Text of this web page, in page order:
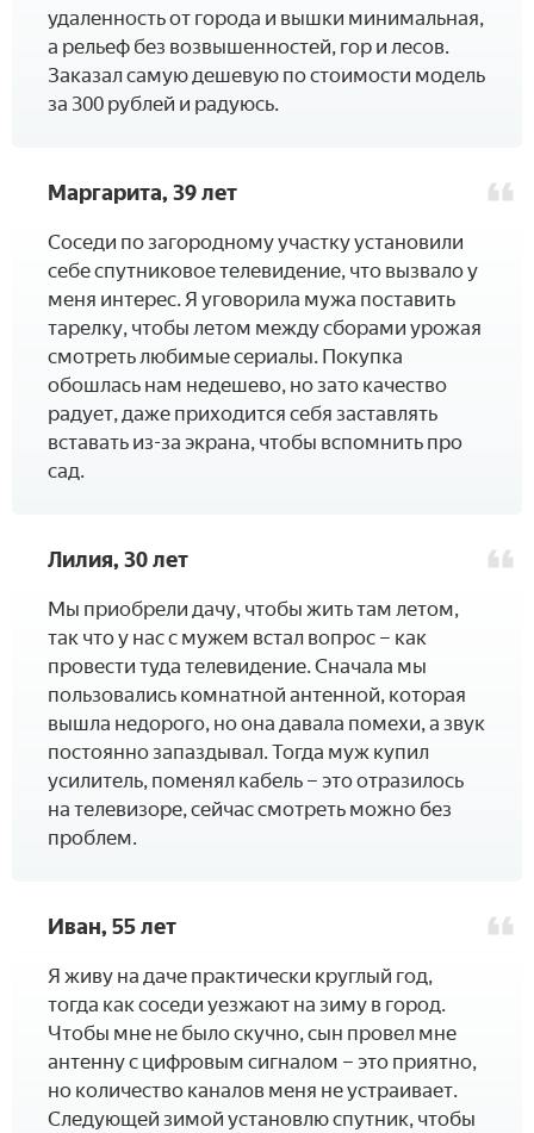
удаленность от города и вышки минимальная,
а рельеф без возвышенностей, гор и лесов.
Заказал самую дешевую по стоимости модель
за 300 рублей и радуюсь.
Маргарита, 39 лет
­Соседи по загородному участку установили
себе спутниковое телевидение, что вызвало у
меня интерес. Я уговорила мужа поставить
тарелку, чтобы летом между сборами урожая
смотреть любимые сериалы. Покупка
обошлась нам недешево, но зато качество
радует, даже приходится себя заставлять
вставать из-за экрана, чтобы вспомнить про
сад.
Лилия, 30 лет
­Мы приобрели дачу, чтобы жить там летом,
так что у нас с мужем встал вопрос – как
провести туда телевидение. Сначала мы
пользовались комнатной антенной, которая
вышла недорого, но она давала помехи, а звук
постоянно запаздывал. Тогда муж купил
усилитель, поменял кабель – это отразилось
на телевизоре, сейчас смотреть можно без
проблем.
Иван, 55 лет
­Я живу на даче практически круглый год,
тогда как соседи уезжают на зиму в город.
Чтобы мне не было скучно, сын провел мне
антенну с цифровым сигналом – это приятно,
но количество каналов меня не устраивает.
Следующей зимой установлю спутник, чтобы